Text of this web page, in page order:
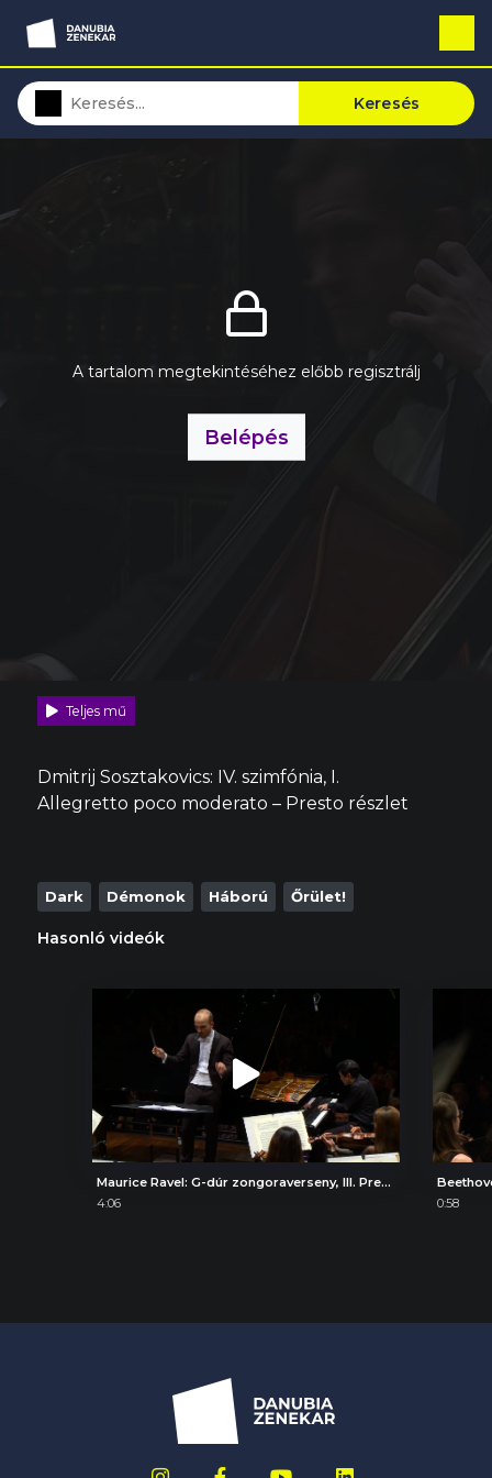
Keresés
A tartalom megtekintéséhez előbb regisztrálj
Belépés
Teljes mű
Dmitrij Sosztakovics: IV. szimfónia, I.
Allegretto poco moderato – Presto részlet
Dark Démonok Háború Őrület!
Hasonló videók
Maurice Ravel: G-dúr zongoraverseny, III. Presto
4:06
0:58